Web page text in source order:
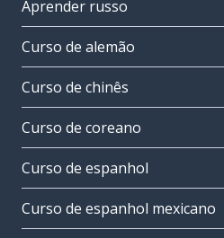
Aprender russo
Curso de alemão
Curso de chinês
Curso de coreano
Curso de espanhol
Curso de espanhol mexicano